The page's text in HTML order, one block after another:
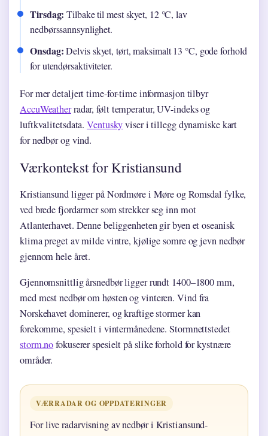
Tirsdag: Tilbake til mest skyet, 12 °C, lav
nedbørssannsynlighet.
Onsdag:Delvis skyet, tørt, maksimalt 13 °C, gode forhold
for utendørsaktiviteter.
For mer detaljert time-for-time informasjon tilbyr
AccuWeatherradar, følt temperatur, UV-indeks og
luftkvalitetsdata.Ventuskyviser i tillegg dynamiske kart
for nedbør og vind.
Værkontekst for Kristiansund
Kristiansund ligger på Nordmøre i Møre og Romsdal fylke,
ved brede fjordarmer som strekker seg inn mot
Atlanterhavet. Denne beliggenheten gir byen et oseanisk
klima preget av milde vintre, kjølige somre og jevn nedbør
gjennom hele året.
Gjennomsnittlig årsnedbør ligger rundt 1400–1800 mm,
med mest nedbør om høsten og vinteren. Vind fra
Norskehavet dominerer, og kraftige stormer kan
forekomme, spesielt i vintermånedene. Stormnettstedet
storm.nofokuserer spesielt på slike forhold for kystnære
områder.
VÆRRADAR OG OPPDATERINGER
For live radarvisning av nedbør i Kristiansund-